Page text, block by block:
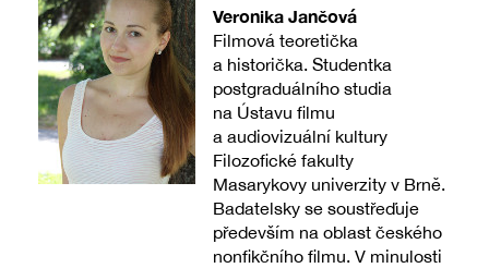
Veronika Jančová
Filmová teoretička
a historička. Studentka
postgraduálního studia
na Ústavu filmu
a audiovizuální kultury
Filozofické fakulty
Masarykovy univerzity v Brně.
Badatelsky se soustřeďuje
především na oblast českého
nonfikčního filmu. V minulosti